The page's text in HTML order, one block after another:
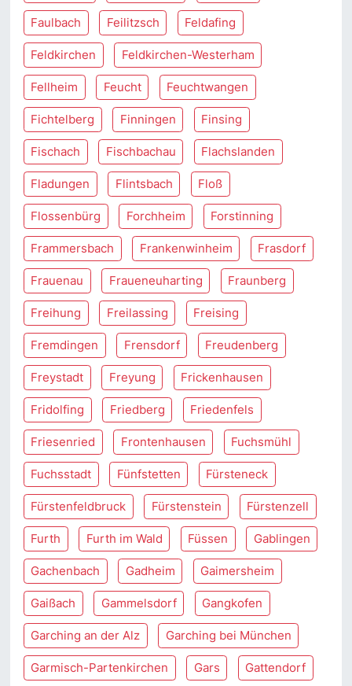
Faulbach Feilitzsch Feldafing
Feldkirchen Feldkirchen-Westerham
Fellheim Feucht Feuchtwangen
Fichtelberg Finningen Finsing
Fischach Fischbachau Flachslanden
Fladungen Flintsbach Floß
Flossenbürg Forchheim Forstinning
Frammersbach Frankenwinheim Frasdorf
Frauenau Fraueneuharting Fraunberg
Freihung Freilassing Freising
Fremdingen Frensdorf Freudenberg
Freystadt Freyung Frickenhausen
Fridolfing Friedberg Friedenfels
Friesenried Frontenhausen Fuchsmühl
Fuchsstadt Fünfstetten Fürsteneck
Fürstenfeldbruck Fürstenstein Fürstenzell
Furth Furth im Wald Füssen Gablingen
Gachenbach Gadheim Gaimersheim
Gaißach Gammelsdorf Gangkofen
Garching an der Alz Garching bei München
Garmisch-Partenkirchen Gars Gattendorf